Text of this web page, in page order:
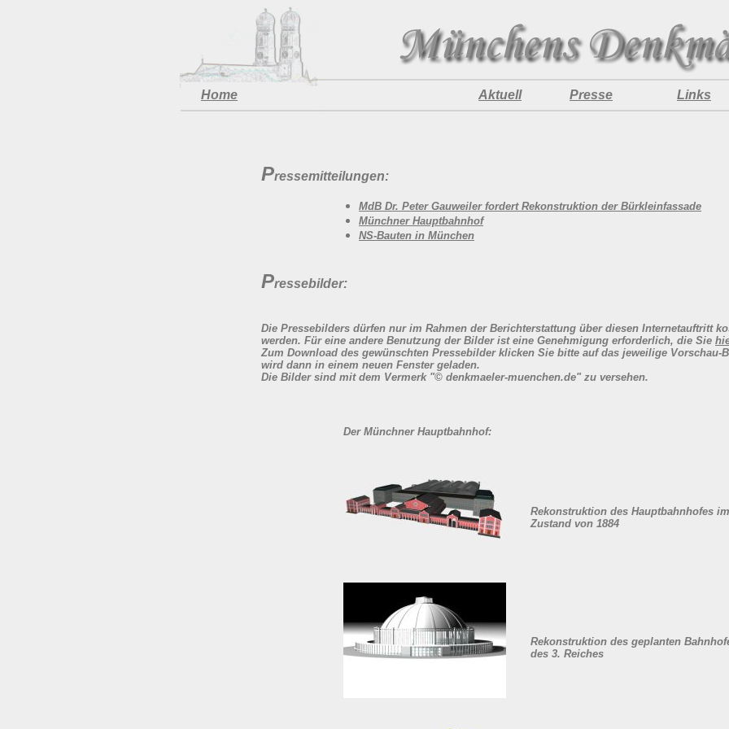
Home Aktuell Presse Links
Pressemitteilungen:
MdB Dr. Peter Gauweiler fordert Rekonstruktion der Bürkleinfassade
Münchner Hauptbahnhof
NS-Bauten in München
Pressebilder:
Die Pressebilders dürfen nur im Rahmen der Berichterstattung über diesen Internetauftritt
werden. Für eine andere Benutzung der Bilder ist eine Genehmigung erforderlich, die Sie
Zum Download des gewünschten Pressebilder klicken Sie bitte auf das jeweilige Vorschau-
wird dann in einem neuen Fenster geladen.
Die Bilder sind mit dem Vermerk "© denkmaeler-muenchen.de" zu versehen.
Der Münchner Hauptbahnhof:
Rekonstruktion des Hauptbahnhofes im
Zustand von 1884
Rekonstruktion des geplanten
des 3. Reiches